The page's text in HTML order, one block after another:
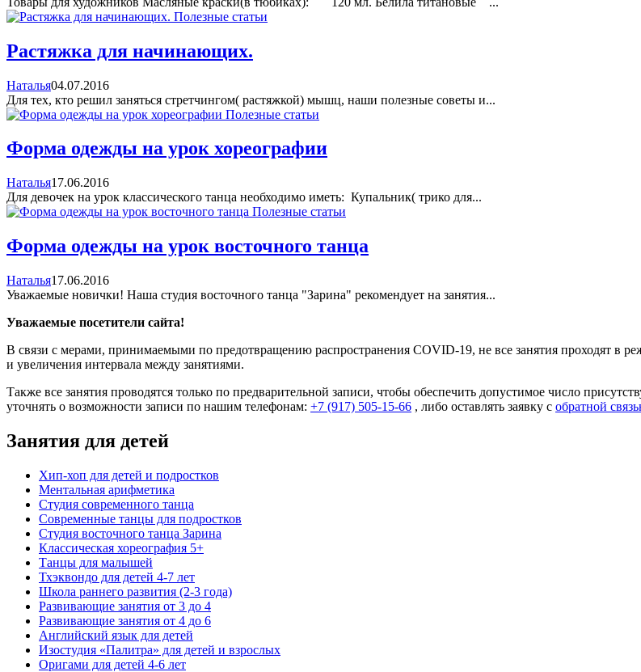
Полезные статьи
Растяжка для начинающих.
Наталья04.07.2016
Для тех, кто решил заняться стретчингом( растяжкой) мышц, наши полезные советы и...
Полезные статьи
Форма одежды на урок хореографии
Наталья17.06.2016
Для девочек на урок классического танца необходимо иметь: Купальник( трико для...
Полезные статьи
Форма одежды на урок восточного танца
Наталья17.06.2016
Уважаемые новички! Наша студия восточного танца "Зарина" рекомендует на занятия...
Уважаемые посетители сайта!
В связи с мерами, принимаемыми по предотвращению распространения COVID-19, не все занятия проходят в
и увеличения интервала между занятиями.
Также все занятия проводятся только по предварительной записи, чтобы обеспечить допустимое число
уточнять о возможности записи по нашим телефонам: +7 (917) 505-15-66 , либо оставлять заявку с обратной
Занятия для детей
Хип-хоп для детей и подростков
Ментальная арифметика
Студия современного танца
Современные танцы для подростков
Студия восточного танца Зарина
Классическая хореография 5+
Танцы для малышей
Тхэквондо для детей 4-7 лет
Школа раннего развития (2-3 года)
Развивающие занятия от 3 до 4
Развивающие занятия от 4 до 6
Английский язык для детей
Изостудия «Палитра» для детей и взрослых
Оригами для детей 4-6 лет